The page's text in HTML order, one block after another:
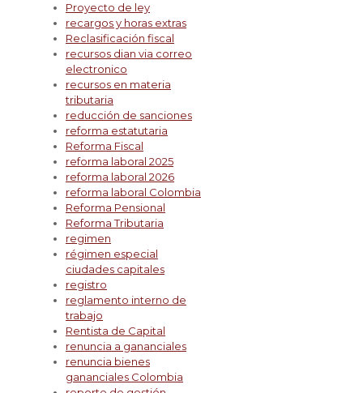
Proyecto de ley
recargos y horas extras
Reclasificación fiscal
recursos dian via correo
electronico
recursos en materia
tributaria
reducción de sanciones
reforma estatutaria
Reforma Fiscal
reforma laboral 2025
reforma laboral 2026
reforma laboral Colombia
Reforma Pensional
Reforma Tributaria
regimen
régimen especial
ciudades capitales
registro
reglamento interno de
trabajo
Rentista de Capital
renuncia a gananciales
renuncia bienes
gananciales Colombia